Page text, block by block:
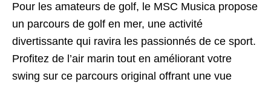
Pour les amateurs de golf, le MSC Musica propose
un parcours de golf en mer, une activité
divertissante qui ravira les passionnés de ce sport.
Profitez de l’air marin tout en améliorant votre
swing sur ce parcours original offrant une vue